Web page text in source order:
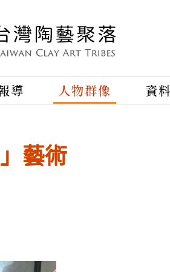
導 人物群像 資
藝術